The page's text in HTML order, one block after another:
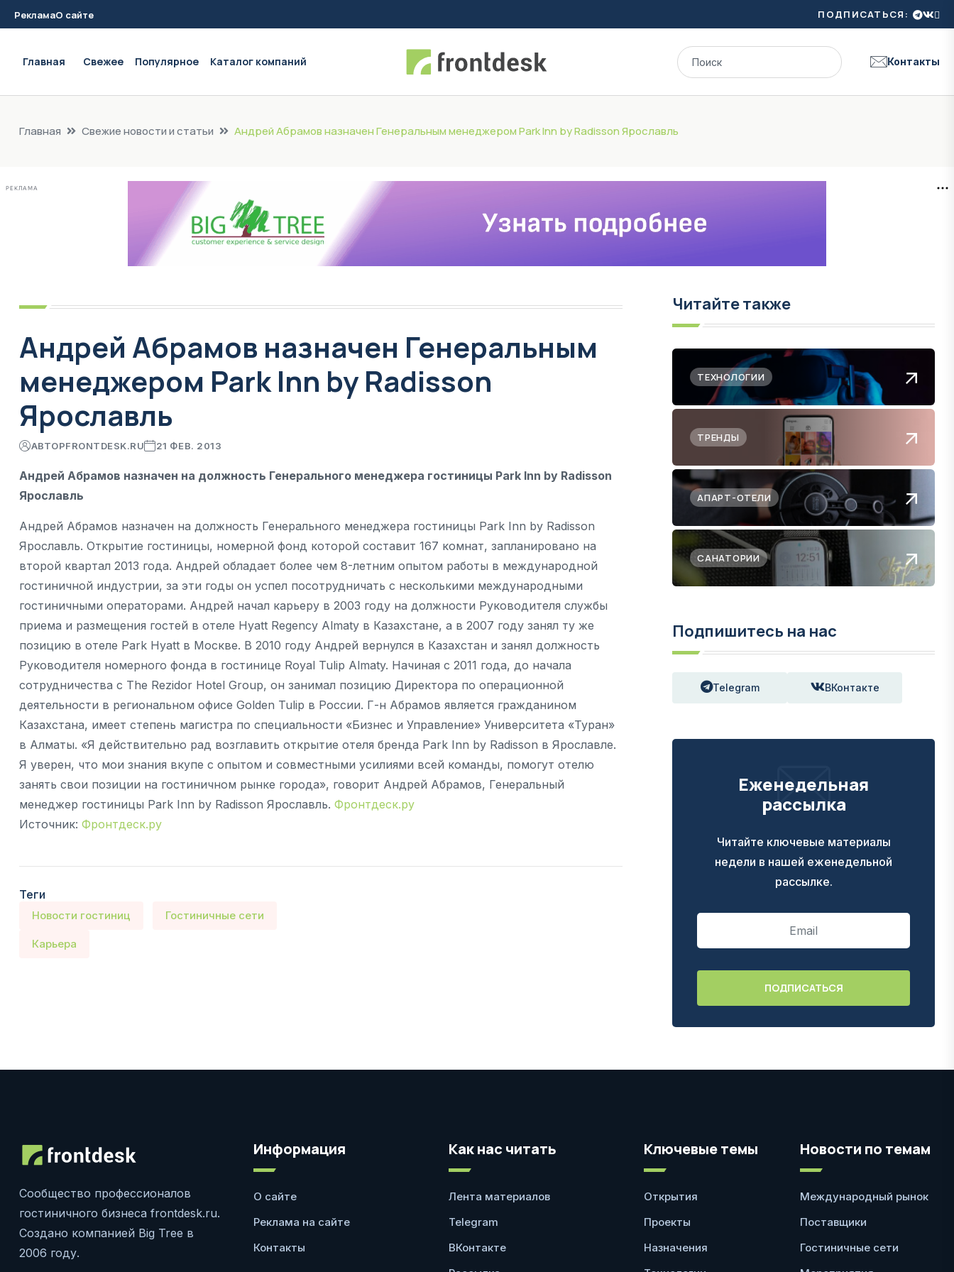
РекламаО сайте ПОДПИСАТЬСЯ:
Главная Свежее Популярное Каталог компаний Контакты
Главная Свежие новости и статьи Андрей Абрамов назначен Генеральным менеджером Park Inn by Radisson Ярославль
РЕКЛАМА
Андрей Абрамов назначен Генеральным
менеджером Park Inn by Radisson
Ярославль
АВТОРFRONTDESK.RU 21 ФЕВ. 2013
Андрей Абрамов назначен на должность Генерального менеджера гостиницы Park Inn by Radisson
Ярославль
Андрей Абрамов назначен на должность Генерального менеджера гостиницы Park Inn by Radisson
Ярославль. Открытие гостиницы, номерной фонд которой составит 167 комнат, запланировано на
второй квартал 2013 года. Андрей обладает более чем 8-летним опытом работы в международной
гостиничной индустрии, за эти годы он успел посотрудничать с несколькими международными
гостиничными операторами. Андрей начал карьеру в 2003 году на должности Руководителя службы
приема и размещения гостей в отеле Hyatt Regency Almaty в Казахстане, а в 2007 году занял ту же
позицию в отеле Park Hyatt в Москве. В 2010 году Андрей вернулся в Казахстан и занял должность
Руководителя номерного фонда в гостинице Royal Tulip Almaty. Начиная с 2011 года, до начала
сотрудничества с The Rezidor Hotel Group, он занимал позицию Директора по операционной
деятельности в региональном офисе Golden Tulip в России. Г-н Абрамов является гражданином
Казахстана, имеет степень магистра по специальности «Бизнес и Управление» Университета «Туран»
в Алматы. «Я действительно рад возглавить открытие отеля бренда Park Inn by Radisson в Ярославле.
Я уверен, что мои знания вкупе с опытом и совместными усилиями всей команды, помогут отелю
занять свои позиции на гостиничном рынке города», говорит Андрей Абрамов, Генеральный
менеджер гостиницы Park Inn by Radisson Ярославль. Фронтдеск.ру
Источник: Фронтдеск.ру
Теги
Новости гостиниц Гостиничные сети
Карьера
Читайте также
ТЕХНОЛОГИИ
ТРЕНДЫ
АПАРТ-ОТЕЛИ
САНАТОРИИ
Подпишитесь на нас
Telegram ВКонтакте
Еженедельная
рассылка
Читайте ключевые материалы
недели в нашей еженедельной
рассылке.
Сообщество профессионалов
гостиничного бизнеса frontdesk.ru.
Создано компанией Big Tree в
2006 году.
Информация
О сайте
Реклама на сайте
Контакты
Как нас читать
Лента материалов
Telegram
ВКонтакте
Ключевые темы
Открытия
Проекты
Назначения
Новости по темам
Международный рынок
Поставщики
Гостиничные сети